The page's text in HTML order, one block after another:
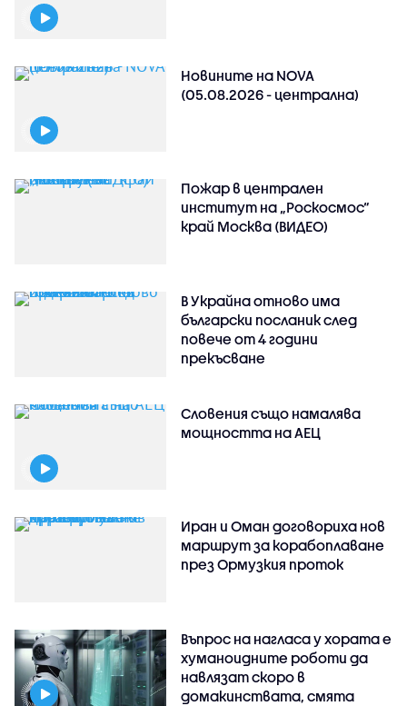
Новините на NOVA
(05.08.2026 - централна)
Пожар в централен
институт на „Роскосмос“
край Москва (ВИДЕО)
В Украйна отново има
български посланик след
повече от 4 години
прекъсване
Словения също намалява
мощността на АЕЦ
Иран и Оман договориха нов
маршрут за корабоплаване
през Ормузкия проток
Въпрос на нагласа у хората е
хуманоидните роботи да
навлязат скоро в
домакинствата, смята